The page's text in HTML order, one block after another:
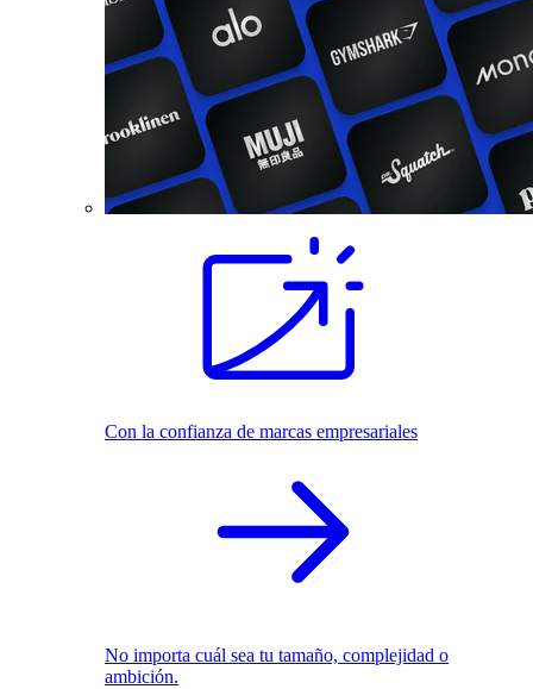
Con la confianza de marcas empresariales
No importa cuál sea tu tamaño, complejidad o
ambición.